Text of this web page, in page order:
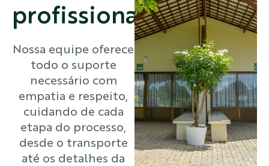
profissional
Nossa equipe oferece
todo o suporte
necessário com
empatia e respeito,
cuidando de cada
etapa do processo,
desde o transporte
até os detalhes da